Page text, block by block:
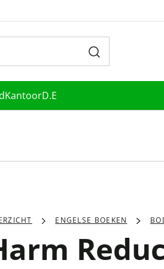
KantoorD.E
ENGELSE BOEKEN